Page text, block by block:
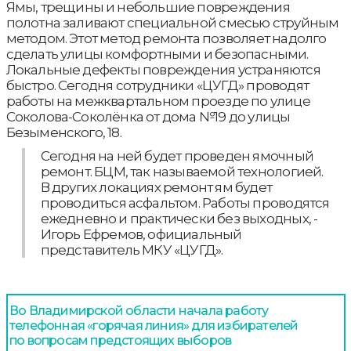
Ямы, трещины и небольшие повреждения
полотна заливают специальной смесью струйным
методом. Этот метод ремонта позволяет надолго
сделать улицы комфортными и безопасными.
Локальные дефекты повреждения устраняются
быстро. Сегодня сотрудники «ЦУГД» проводят
работы на межквартальном проезде по улице
Соколова-Соколёнка от дома №19 до улицы
Безыменского, 18.
Сегодня на ней будет проведен ямочный
ремонт. БЦМ, так называемой технологией.
В других локациях ремонт ям будет
проводиться асфальтом. Работы проводятся
ежедневно и практически без выходных, -
Игорь Ефремов, официальный
представитель МКУ «ЦУГД».
Во Владимирской области начала работу
телефонная «горячая линия» для избирателей
по вопросам предстоящих выборов